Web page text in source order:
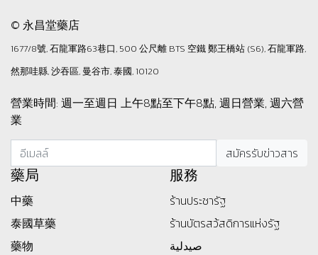
© 永昌堂藥店
1677/8號, 石龍軍路63巷口, 500 公尺離 BTS 空鐵 鄭王橋站 (S6), 石龍軍路,
然那哇縣, 沙吞區, 曼谷市, 泰國, 10120
營業時間: 週一至週日 上午8點至下午8點, 週日營業, 週六營
業
藥局
中藥
泰國草藥
藥物
服務
ร้านประชารัฐ
ร้านบัตรสว้สดิการแห่งรัฐ
صيدلية